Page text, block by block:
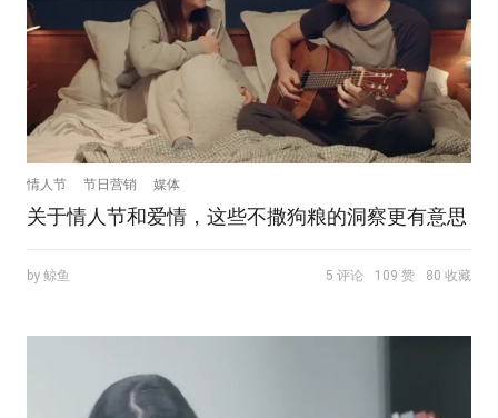
情人节 节日营销 媒体
关于情人节和爱情，这些不撒狗粮的洞察更有意思
by 鲸鱼 5 评论 109 赞 80 收藏